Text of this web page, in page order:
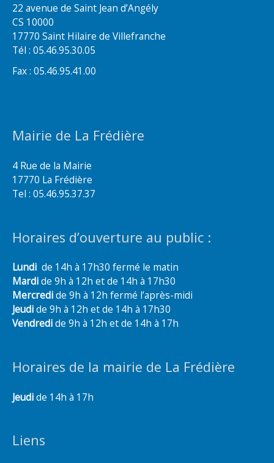
22 avenue de Saint Jean d’Angély
CS 10000
17770 Saint Hilaire de Villefranche
Tél : 05.46.95.30.05
Fax : 05.46.95.41.00
Mairie de La Frédière
4 Rue de la Mairie
17770 La Frédière
Tel : 05.46.95.37.37
Horaires d’ouverture au public :
Lundi de 14h à 17h30 fermé le matin
Mardide 9h à 12h et de 14h à 17h30
Mercredide 9h à 12h fermé l’après-midi
Jeudide 9h à 12h et de 14h à 17h30
Vendredide 9h à 12h et de 14h à 17h
Horaires de la mairie de La Frédière
Jeudide 14h à 17h
Liens